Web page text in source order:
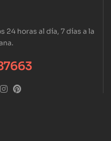
24 horas al día, 7 días a la